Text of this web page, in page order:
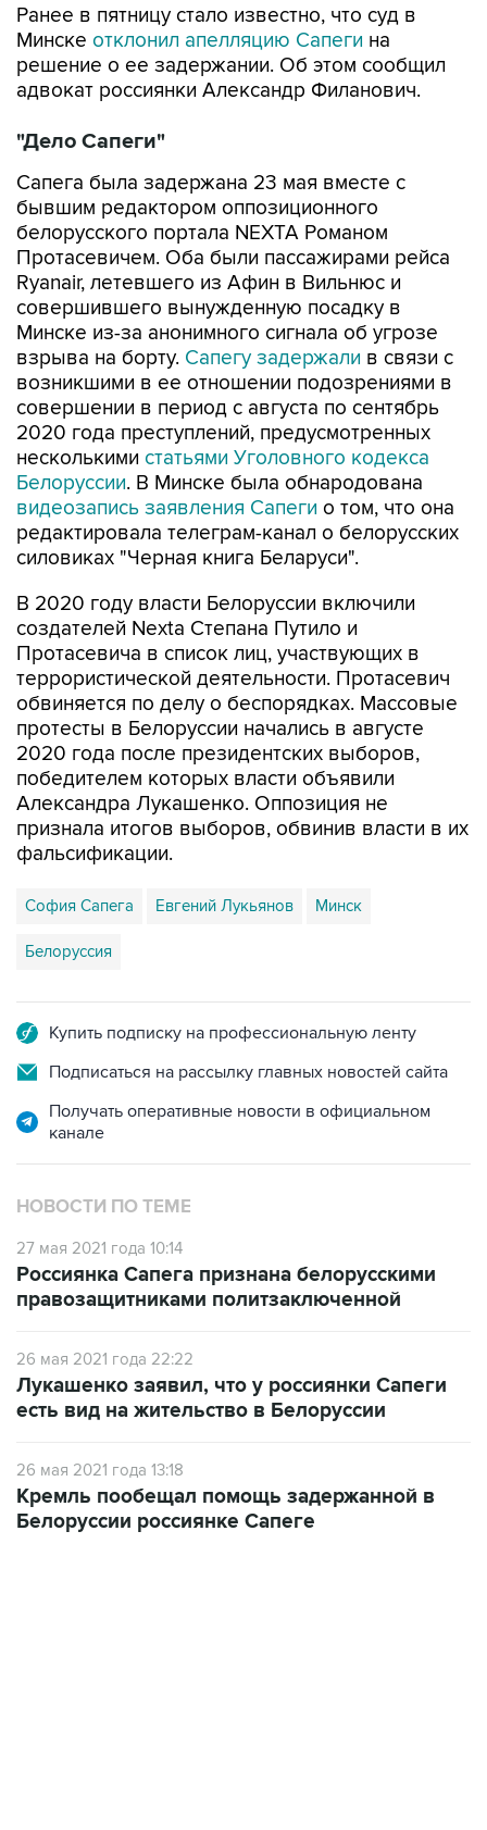
решение о ее задержании. Об этом сообщил
адвокат россиянки Александр Филанович.
"Дело Сапеги"
Сапега была задержана 23 мая вместе с
белорусского портала NEXTA Романом
Протасевичем. Оба были пассажирами рейса
Ryanair, летевшего из Афин в Вильнюс и
совершившего вынужденную посадку в
Минске из-за анонимного сигнала об угрозе
взрыва на борту.Сапегу задержалив связи с
возникшими в ее отношении подозрениями в
совершении в период с августа по сентябрь
2020 года преступлений, предусмотренных
несколькимистатьями Уголовного кодекса
Белоруссии. В Минске была обнародована
видеозапись заявления Сапегио том, что она
редактировала телеграм-канал о белорусских
силовиках "Черная книга Беларуси".
В 2020 году власти Белоруссии включили
Протасевича в список лиц, участвующих в
террористической деятельности. Протасевич
обвиняется по делу о беспорядках. Массовые
протесты в Белоруссии начались в августе
2020 года после президентских выборов,
победителем которых власти объявили
Александра Лукашенко. Оппозиция не
признала итогов выборов, обвинив власти в их
фальсификации.
София Сапега Евгений Лукьянов
Белоруссия
Подписаться на рассылку главных новостей сайта
Получать оперативные новости в официальном
НОВОСТИ ПО ТЕМЕ
27 мая 2021 года 10:14
правозащитниками политзаключенной
26 мая 2021 года 22:22
есть вид на жительство в Белоруссии
26 мая 2021 года 13:18
Белоруссии россиянке Сапеге